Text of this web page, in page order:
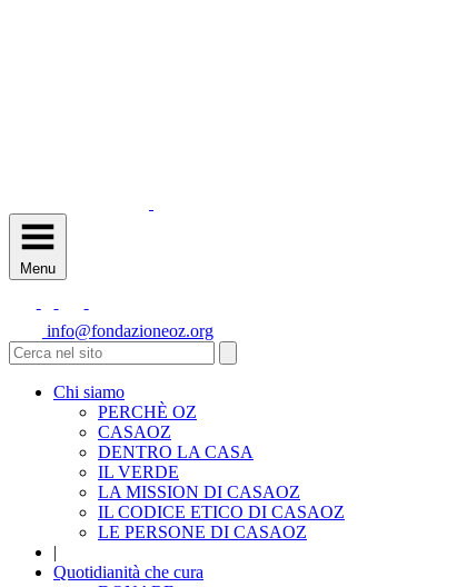
Menu
info@fondazioneoz.org
Chi siamo
PERCHÈ OZ
CASAOZ
DENTRO LA CASA
IL VERDE
LA MISSION DI CASAOZ
IL CODICE ETICO DI CASAOZ
LE PERSONE DI CASAOZ
|
Quotidianità che cura